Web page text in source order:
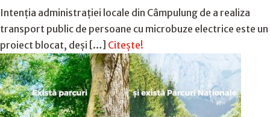
Intenția administrației locale din Câmpulung de a realiza
transport public de persoane cu microbuze electrice este un
proiect blocat, deși […] Citește!